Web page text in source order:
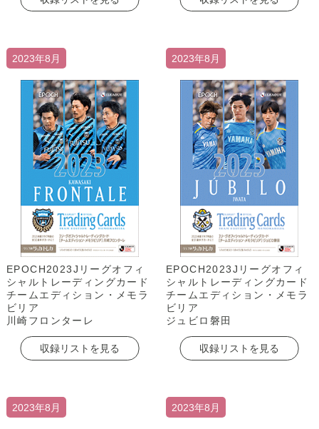
2023年8月
EPOCH2023Jリーグオフィ
シャルトレーディングカード
チームエディション・メモラ
ビリア
川崎フロンターレ
収録リストを見る
2023年8月
EPOCH2023Jリーグオフィ
シャルトレーディングカード
チームエディション・メモラ
ビリア
ジュビロ磐田
収録リストを見る
2023年8月 2023年8月